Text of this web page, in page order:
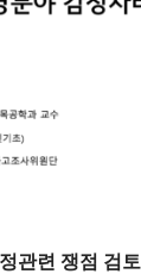
관련 쟁점 검토